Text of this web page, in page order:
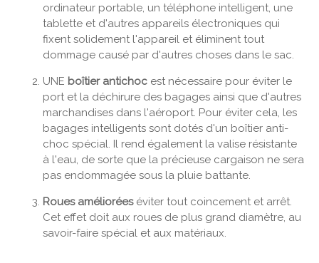
ordinateur portable, un téléphone intelligent, une
tablette et d'autres appareils électroniques qui
fixent solidement l'appareil et éliminent tout
dommage causé par d'autres choses dans le sac.
UNE boîtier antichoc est nécessaire pour éviter le
port et la déchirure des bagages ainsi que d'autres
marchandises dans l'aéroport. Pour éviter cela, les
bagages intelligents sont dotés d'un boîtier anti-
choc spécial. Il rend également la valise résistante
à l'eau, de sorte que la précieuse cargaison ne sera
pas endommagée sous la pluie battante.
Roues amélioréeséviter tout coincement et arrêt.
Cet effet doit aux roues de plus grand diamètre, au
savoir-faire spécial et aux matériaux.